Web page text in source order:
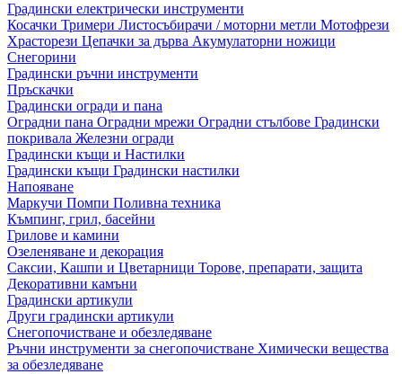
Градински електрически инструменти
Косачки Тримери Листосъбирачи / моторни метли Мотофрези
Храсторези Цепачки за дърва Акумулаторни ножици
Снегорини
Градински ръчни инструменти
Пръскачки
Градински огради и пана
Оградни пана Оградни мрежи Оградни стълбове Градински
покривала Железни огради
Градински къщи и Настилки
Градински къщи Градински настилки
Напояване
Маркучи Помпи Поливна техника
Къмпинг, грил, басейни
Грилове и камини
Озеленяване и декорация
Саксии, Кашпи и Цветарници Торове, препарати, защита
Декоративни камъни
Градински артикули
Други градински артикули
Снегопочистване и обезледяване
Ръчни инструменти за снегопочистване Химически вещества
за обезледяване